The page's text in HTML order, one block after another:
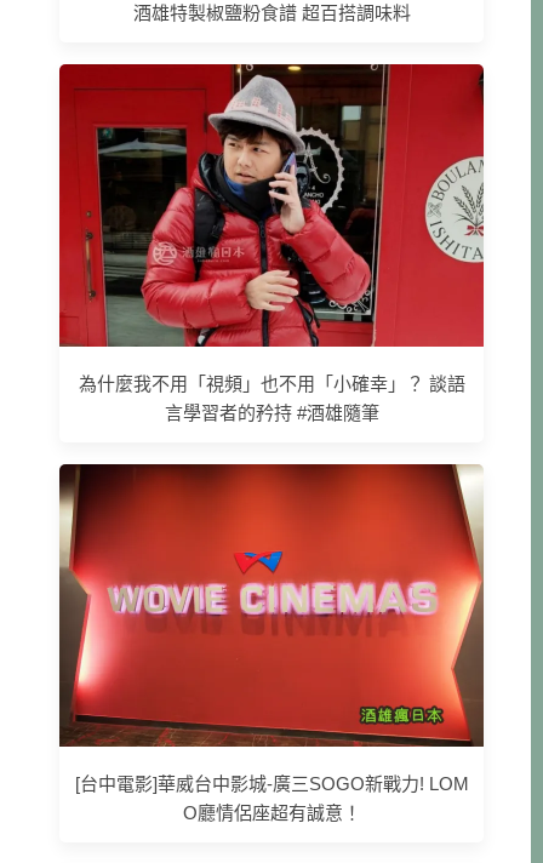
酒雄特製椒鹽粉食譜 超百搭調味料
為什麼我不用「視頻」也不用「小確幸」？ 談語
言學習者的矜持 #酒雄隨筆
[台中電影]華威台中影城-廣三SOGO新戰力! LOM
O廳情侶座超有誠意！